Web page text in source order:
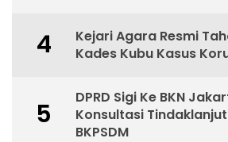
4
Kejari Agara Resmi
Kades Kubu Kasus
5
DPRD Sigi Ke BKN
Konsultasi
BKPSDM